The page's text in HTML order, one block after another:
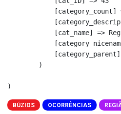
[category_count]
[cat_name] =>
        )
BÚZIOS OCORRÊNCIAS